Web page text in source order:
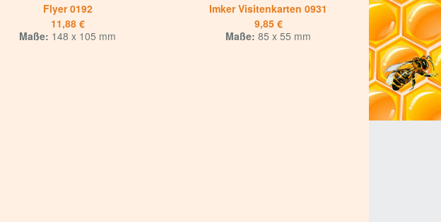
Flyer 0192
11,88 €
Maße: 148 x 105 mm
Imker Visitenkarten 0931
9,85 €
Maße: 85 x 55 mm